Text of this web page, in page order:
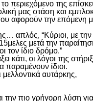
περιεχόμενο της
μας στάση και
αφορούν την επόμενη
απλός, “Κύριοι, με την
μετά την
τον ίδιο δρόμο.”
κάτι, οι λόγοι της
παραμένουν ίδιοι.
αυτάρκης,
την πιο γρήγορη λύση